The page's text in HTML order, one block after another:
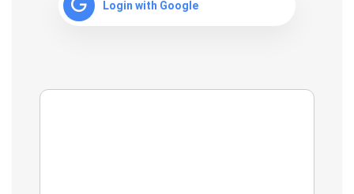
Login with Google